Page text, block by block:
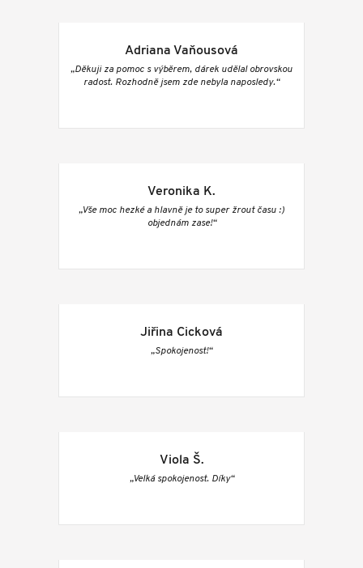
Adriana Vaňousová
„Děkuji za pomoc s výběrem, dárek udělal obrovskou
radost. Rozhodně jsem zde nebyla naposledy.“
Veronika K.
„Vše moc hezké a hlavně je to super žrout času :)
objednám zase!“
Jiřina Cicková
„Spokojenost!“
Viola Š.
„Velká spokojenost. Díky“